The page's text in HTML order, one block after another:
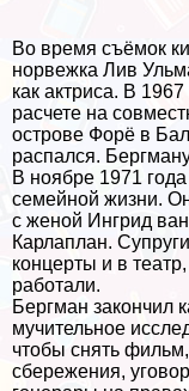
Во время съёмок
норвежка Лив
как актриса. В
расчете на
острове Форё в
распался.
В ноябре 1971
семейной жизни.
с женой Ингрид
Карлаплан.
концерты и в
работали.
Бергман закончил
мучительное
чтобы снять
сбережения,